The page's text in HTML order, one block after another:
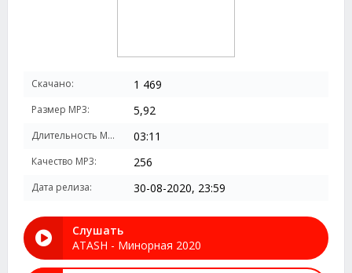
Скачано: 1 469
Размер MP3: 5,92
Длительность MP3: 03:11
Качество MP3: 256
Дата релиза: 30-08-2020, 23:59
Слушать
ATASH - Минорная 2020